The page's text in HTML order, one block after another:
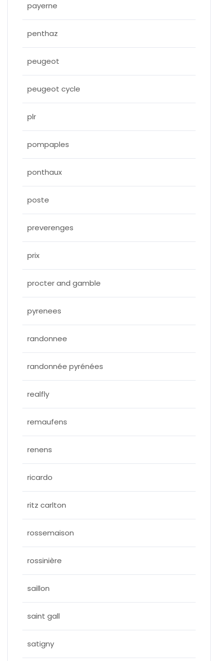
payerne
penthaz
peugeot
peugeot cycle
plr
pompaples
ponthaux
poste
preverenges
prix
procter and gamble
pyrenees
randonnee
randonnée pyrénées
realfly
remaufens
renens
ricardo
ritz carlton
rossemaison
rossinière
saillon
saint gall
satigny